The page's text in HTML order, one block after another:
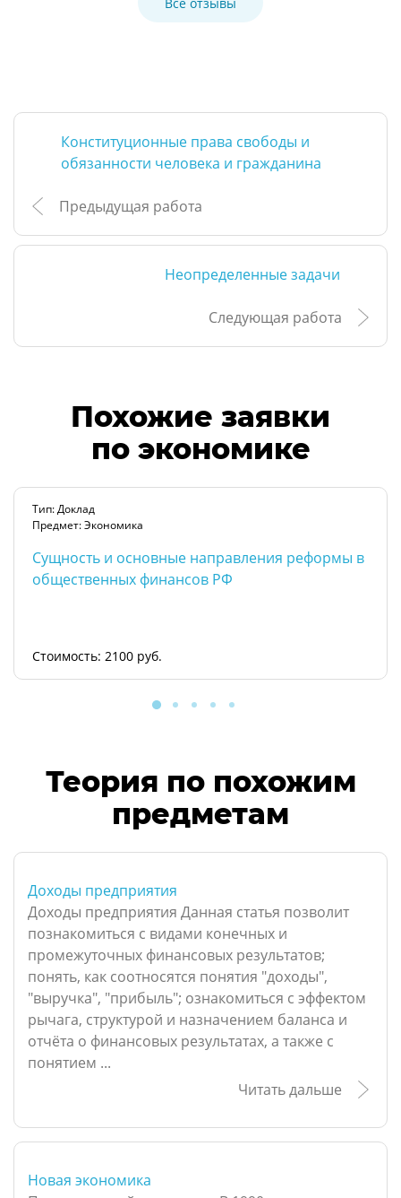
Конституционные права свободы и
обязанности человека и гражданина
Предыдущая работа
Неопределенные задачи
Следующая работа
Похожие заявки
по экономике
Тип: Доклад
Предмет: Экономика
Сущность и основные направления реформы в
общественных финансов РФ
Стоимость: 2100 руб.
Теория по похожим
предметам
Доходы предприятия
Доходы предприятия Данная статья позволит
познакомиться с видами конечных и
промежуточных финансовых результатов;
понять, как соотносятся понятия "доходы",
"выручка", "прибыль"; ознакомиться с эффектом
рычага, структурой и назначением баланса и
отчёта о финансовых результатах, а также с
понятием ...
Читать дальше
Новая экономика